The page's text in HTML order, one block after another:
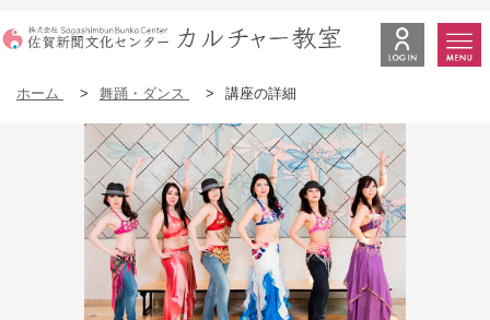
ホーム > 舞踊・ダンス > 講座の詳細